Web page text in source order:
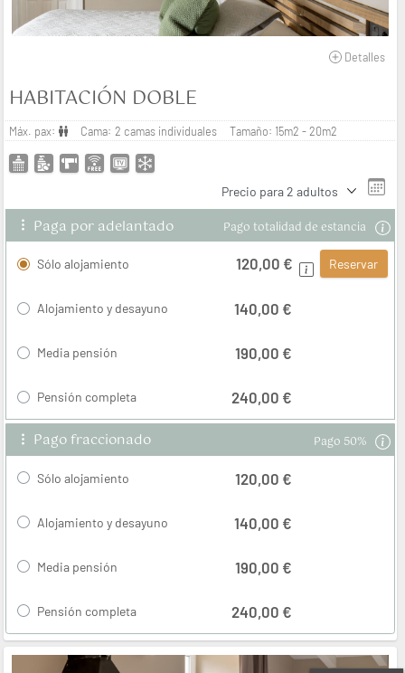
Detalles
HABITACIÓN DOBLE
Máx. pax: Cama: 2 camas individuales Tamaño: 15m2 - 20m2
Precio para2 adultos
Paga por adelantado Pago totalidad de estancia
Sólo alojamiento 120,00 € Reservar
Alojamiento y desayuno 140,00 €
Media pensión 190,00 €
Pensión completa 240,00 €
Pago fraccionado Pago 50%
Sólo alojamiento 120,00 €
Alojamiento y desayuno 140,00 €
Media pensión 190,00 €
Pensión completa 240,00 €